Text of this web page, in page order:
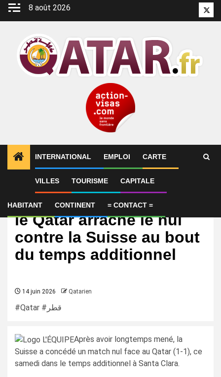
Aller
8 août 2026
INTERNATIONAL EMPLOI CARTE
VILLES TOURISME CAPITALE
HABITANT CONTINENT = CONTACT =
International
Coupe du monde 2026 :
le Qatar arrache le nul
contre la Suisse au bout
du temps additionnel
14 juin 2026 Qatarien
#Qatar #قطر
Après avoir longtemps mené, la
Suisse a concédé un match nul face au Qatar (1-1), ce
samedi dans le temps additionnel à Santa Clara.